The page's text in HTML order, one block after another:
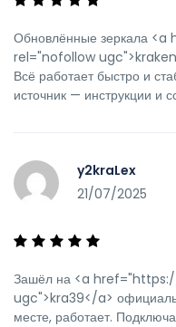
Обновлённые зеркала
rel="nofollow
Всё работает быстро и
источник — инструкции и
y2kraLex
21/07/2025
Зашёл на <a
ugc">kra39</a>
месте, работает.